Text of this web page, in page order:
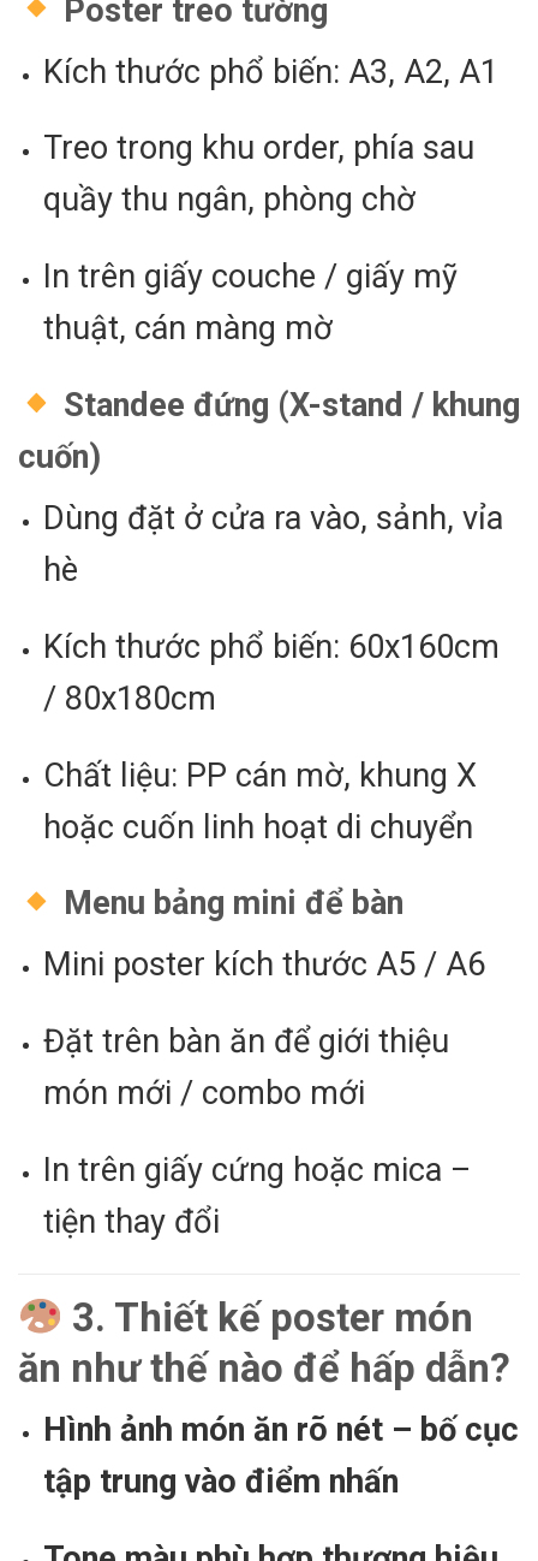
Poster treo tường
Kích thước phổ biến: A3, A2, A1
Treo trong khu order, phía sau
quầy thu ngân, phòng chờ
In trên giấy couche / giấy mỹ
thuật, cán màng mờ
Standee đứng (X-stand / khung
cuốn)
Dùng đặt ở cửa ra vào, sảnh, vỉa
hè
Kích thước phổ biến: 60x160cm
/ 80x180cm
Chất liệu: PP cán mờ, khung X
hoặc cuốn linh hoạt di chuyển
Menu bảng mini để bàn
Mini poster kích thước A5 / A6
Đặt trên bàn ăn để giới thiệu
món mới / combo mới
In trên giấy cứng hoặc mica –
tiện thay đổi
3. Thiết kế poster món
ăn như thế nào để hấp dẫn?
Hình ảnh món ăn rõ nét – bố cục
tập trung vào điểm nhấn